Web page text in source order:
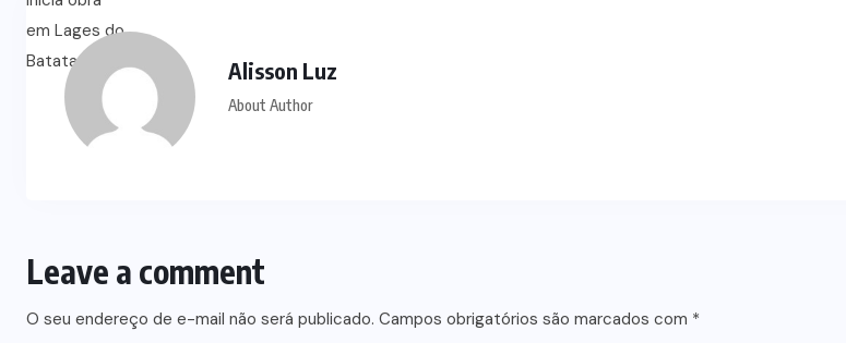
Alisson Luz
About Author
Leave a comment
O seu endereço de e-mail não será publicado. Campos obrigatórios são marcados com *